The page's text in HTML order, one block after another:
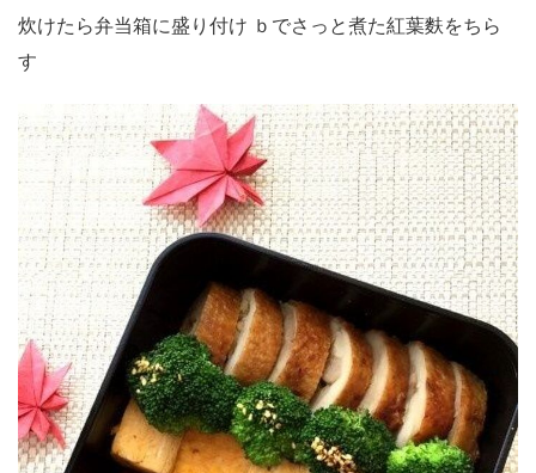
炊けたら弁当箱に盛り付け ｂでさっと煮た紅葉麩をちら
す